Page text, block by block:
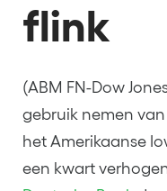
flink
(ABM FN-Dow
gebruik nemen
het Amerikaanse
een kwart